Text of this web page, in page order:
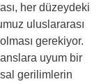
her düzeydeki
uluslararası
gerekiyor.
uyum bir
gerilimlerin